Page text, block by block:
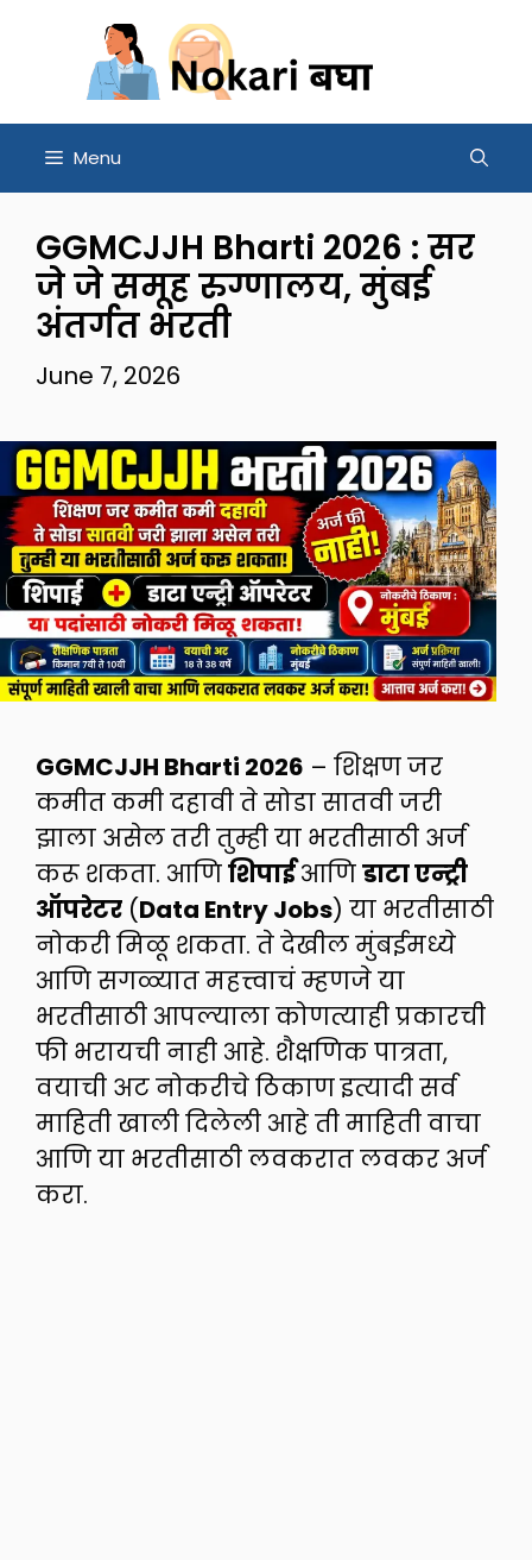
content
Menu
GGMCJJH Bharti 2026 : सर
जे जे समूह रुग्णालय, मुंबई
अंतर्गत भरती
June 7, 2026
GGMCJJH Bharti 2026 – शिक्षण जर
कमीत कमी दहावी ते सोडा सातवी जरी
झाला असेल तरी तुम्ही या भरतीसाठी अर्ज
करू शकता. आणिशिपाईआणिडाटा एन्ट्री
ऑपरेटर (Data Entry Jobs) या भरतीसाठी
नोकरी मिळू शकता. ते देखील मुंबईमध्ये
आणि सगळ्यात महत्त्वाचं म्हणजे या
भरतीसाठी आपल्याला कोणत्याही प्रकारची
फी भरायची नाही आहे. शैक्षणिक पात्रता,
वयाची अट नोकरीचे ठिकाण इत्यादी सर्व
माहिती खाली दिलेली आहे ती माहिती वाचा
आणि या भरतीसाठी लवकरात लवकर अर्ज
करा.